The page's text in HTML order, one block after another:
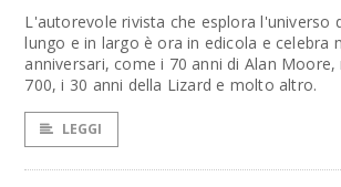
L'autorevole rivista che esplora l'universo
lungo e in largo è ora in edicola e celebra
anniversari, come i 70 anni di Alan Moore,
700, i 30 anni della Lizard e molto altro.
LEGGI